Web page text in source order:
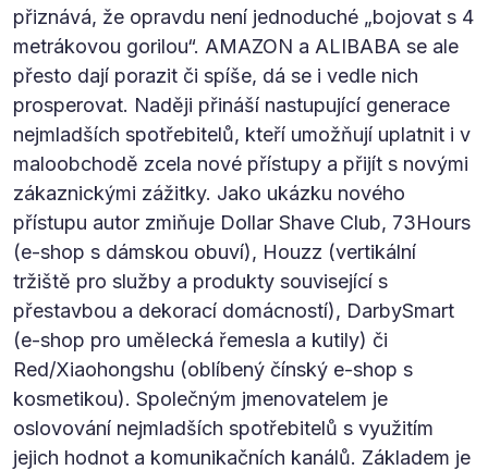
přiznává, že opravdu není jednoduché „bojovat s 4
metrákovou gorilou“. AMAZON a ALIBABA se ale
přesto dají porazit či spíše, dá se i vedle nich
prosperovat. Naději přináší nastupující generace
nejmladších spotřebitelů, kteří umožňují uplatnit i v
maloobchodě zcela nové přístupy a přijít s novými
zákaznickými zážitky. Jako ukázku nového
přístupu autor zmiňuje Dollar Shave Club, 73Hours
(e-shop s dámskou obuví), Houzz (vertikální
tržiště pro služby a produkty související s
přestavbou a dekorací domácností), DarbySmart
(e-shop pro umělecká řemesla a kutily) či
Red/Xiaohongshu (oblíbený čínský e-shop s
kosmetikou). Společným jmenovatelem je
oslovování nejmladších spotřebitelů s využitím
jejich hodnot a komunikačních kanálů. Základem je